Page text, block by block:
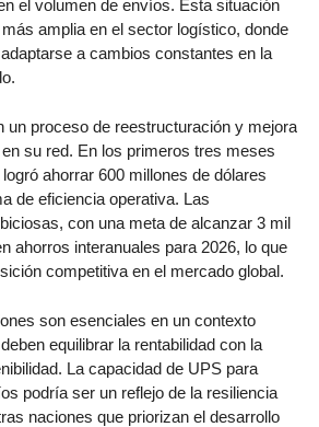
el volumen de envíos. Esta situación
amplia en el sector logístico, donde
a cambios constantes en la
un proceso de reestructuración y mejora
su red. En los primeros tres meses
ahorrar 600 millones de dólares
de eficiencia operativa. Las
con una meta de alcanzar 3 mil
ahorros interanuales para 2026, lo que
competitiva en el mercado global.
son esenciales en un contexto
equilibrar la rentabilidad con la
La capacidad de UPS para
podría ser un reflejo de la resiliencia
naciones que priorizan el desarrollo